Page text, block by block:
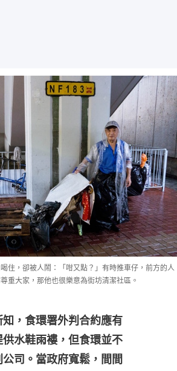
住，卻被人鬧：「咁又點？」有時推車仔，前方的人
重大家，那他也很樂意為街坊清潔社區。
知，食環署外判合約應有
供水鞋雨褸，但食環並不
司。當政府寬鬆，間間